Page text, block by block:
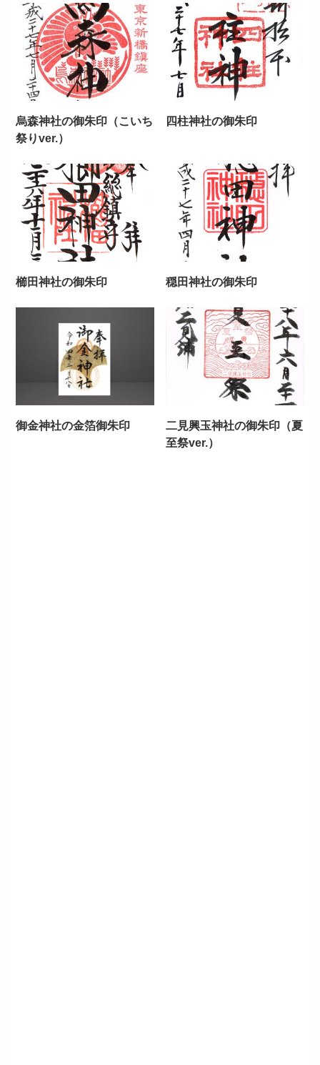
烏森神社の御朱印（こいち
祭りver.）
四柱神社の御朱印
櫛田神社の御朱印 穏田神社の御朱印
御金神社の金箔御朱印
二見興玉神社の御朱印（夏
至祭ver.）